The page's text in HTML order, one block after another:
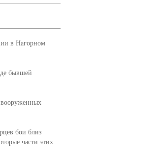
в Нагорном
бывшей
вооруженных
бои близ
части этих